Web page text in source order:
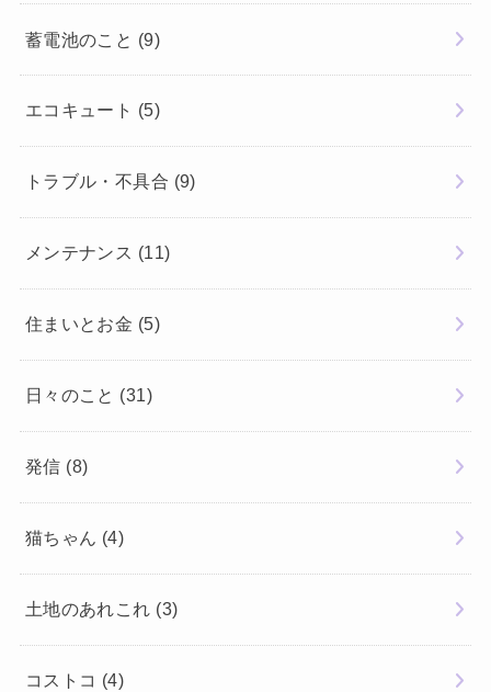
蓄電池のこと (9)
エコキュート (5)
トラブル・不具合 (9)
メンテナンス (11)
住まいとお金 (5)
日々のこと (31)
発信 (8)
猫ちゃん (4)
土地のあれこれ (3)
コストコ (4)